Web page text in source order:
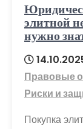
элитной
нужно
Правовые
Риски и
Покупка